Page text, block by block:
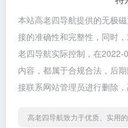
本站高老四导航提供的无极
接的准确性和完整性，同时
老四导航实际控制，在
内容，都属于合规合法，后
接联系网站管理员进行删除
高老四导航致力于优质、实用